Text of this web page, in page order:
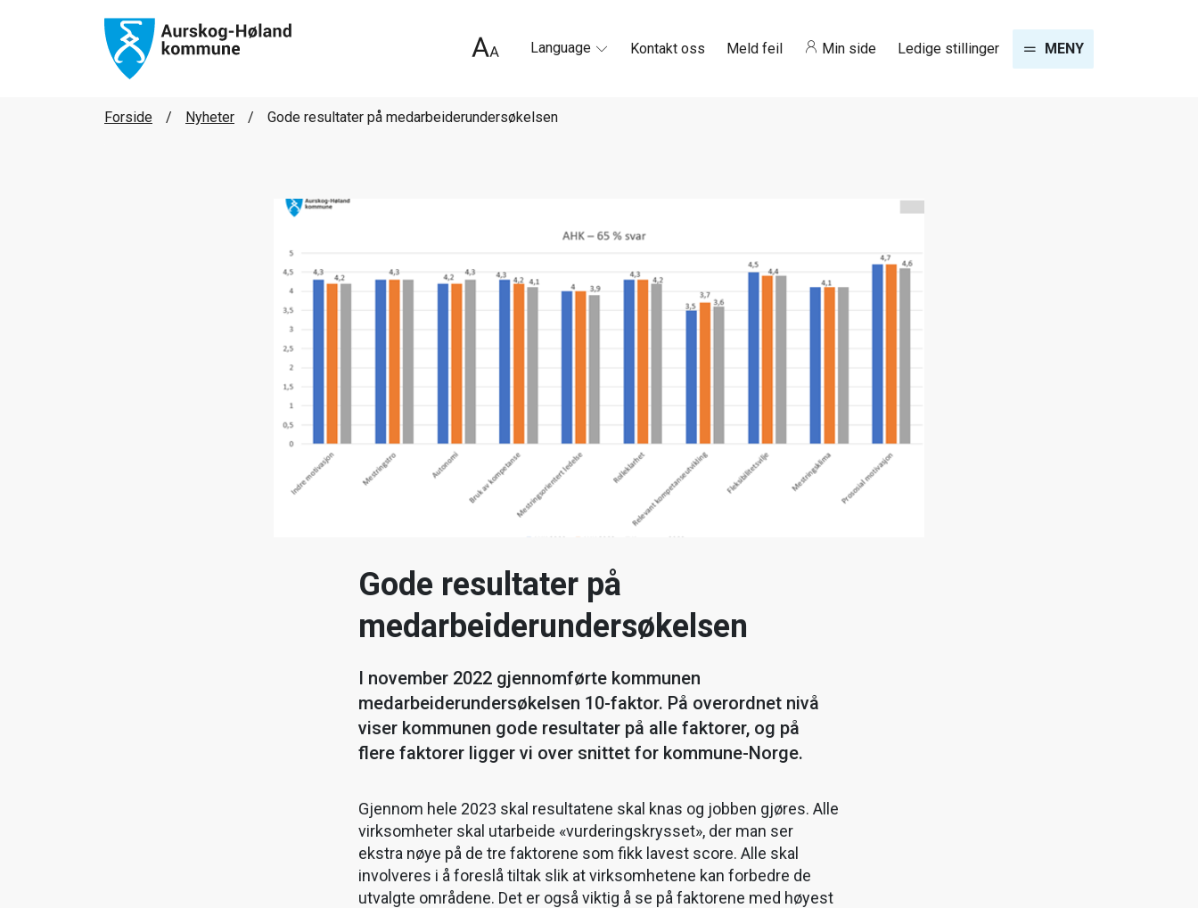
Language Kontakt oss Meld feil Min side Ledige stillinger MENY
Forside Nyheter Gode resultater på medarbeiderundersøkelsen
Gode resultater på
medarbeiderundersøkelsen
I november 2022 gjennomførte kommunen
medarbeiderundersøkelsen 10-faktor. På overordnet nivå
viser kommunen gode resultater på alle faktorer, og på
flere faktorer ligger vi over snittet for kommune-Norge.
Gjennom hele 2023 skal resultatene skal knas og jobben gjøres. Alle
virksomheter skal utarbeide «vurderingskrysset», der man ser
ekstra nøye på de tre faktorene som fikk lavest score. Alle skal
involveres i å foreslå tiltak slik at virksomhetene kan forbedre de
utvalgte områdene. Det er også viktig å se på faktorene med høyest